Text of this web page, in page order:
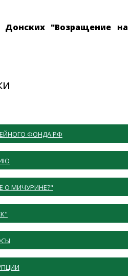
"Возращение на
ФОНДА РФ
О МИЧУРИНЕ?"